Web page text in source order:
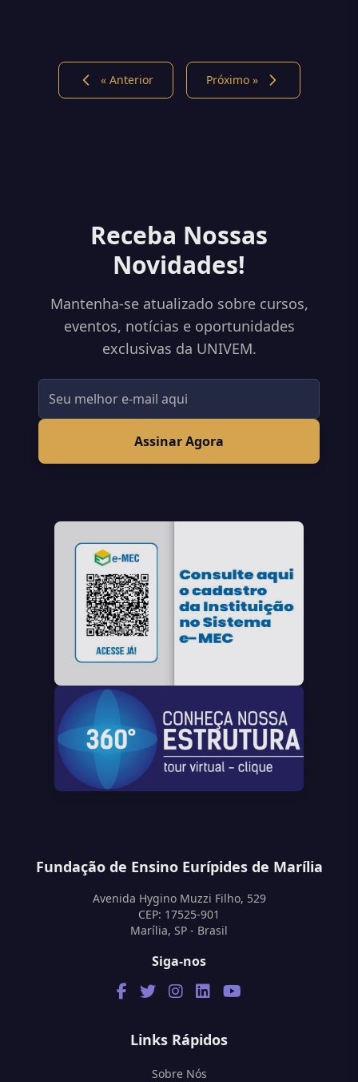
« Anterior Próximo »
Receba Nossas
Novidades!
Mantenha-se atualizado sobre cursos,
eventos, notícias e oportunidades
exclusivas da UNIVEM.
Assinar Agora
Fundação de Ensino Eurípides de Marília
Avenida Hygino Muzzi Filho, 529
CEP: 17525-901
Marília, SP - Brasil
Siga-nos
Links Rápidos
Sobre Nós